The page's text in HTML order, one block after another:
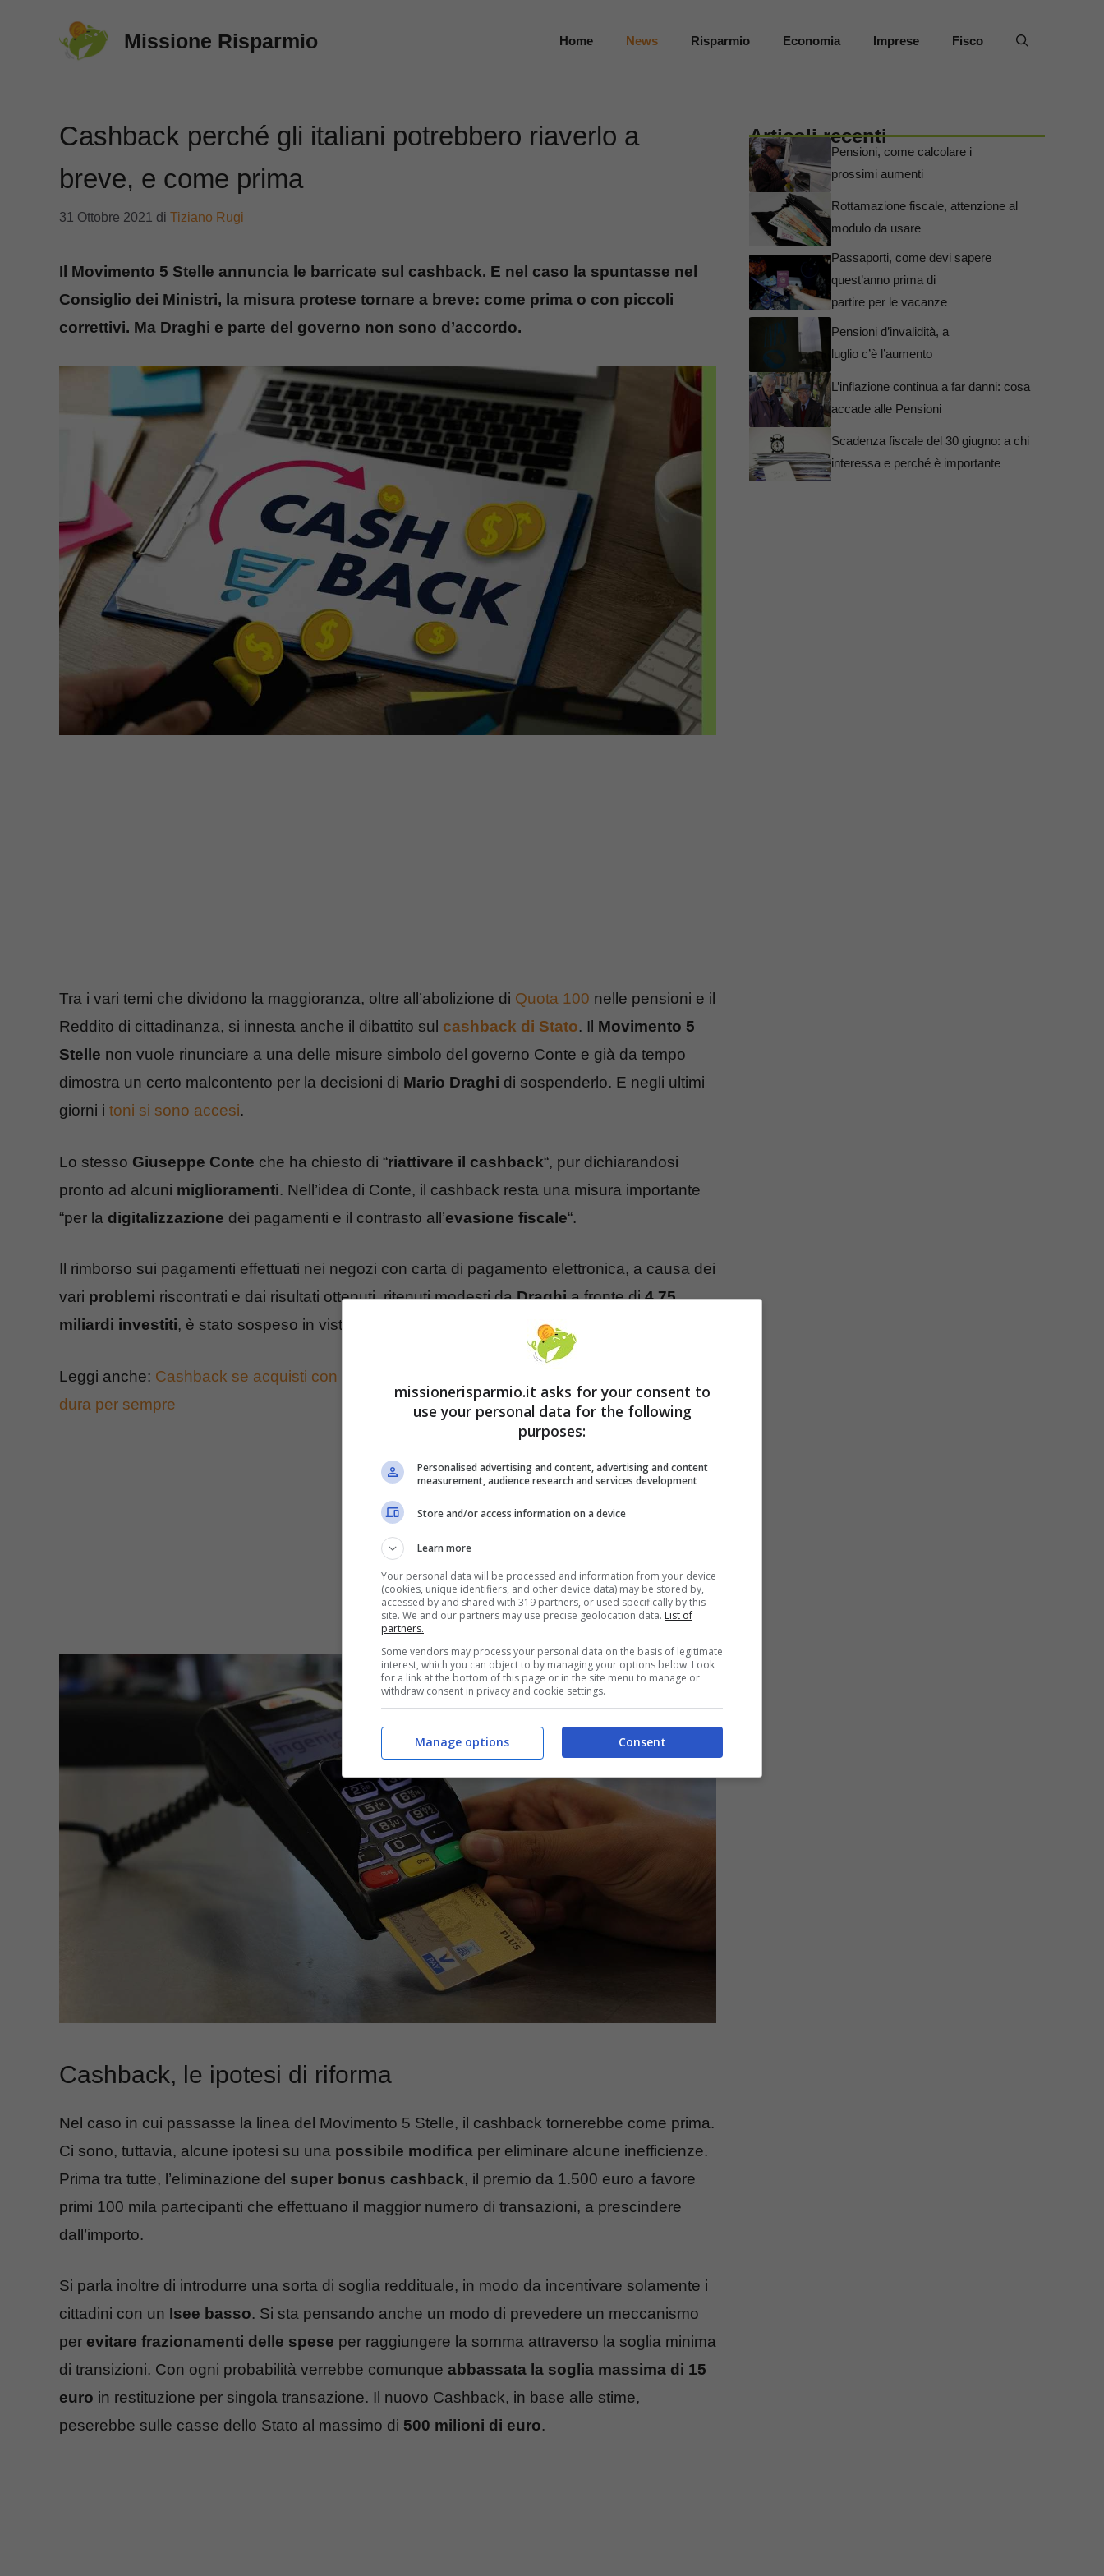
Missione Risparmio Home News Risparmio Economia Imprese Fisco
Cashback perché gli italiani potrebbero riaverlo a
breve, e come prima
31 Ottobre 2021 di Tiziano Rugi
Il Movimento 5 Stelle annuncia le barricate sul cashback. E nel caso la spuntasse nel
Consiglio dei Ministri, la misura protese tornare a breve: come prima o con piccoli
correttivi. Ma Draghi e parte del governo non sono d’accordo.
Tra i vari temi che dividono la maggioranza, oltre all’abolizione di Quota 100 nelle pensioni e il
Reddito di cittadinanza, si innesta anche il dibattito sul cashback di Stato. Il Movimento 5
Stelle non vuole rinunciare a una delle misure simbolo del governo Conte e già da tempo
dimostra un certo malcontento per la decisioni di Mario Draghi di sospenderlo. E negli ultimi
giorni i toni si sono accesi.
Lo stesso Giuseppe Conte che ha chiesto di “riattivare il cashback“, pur dichiarandosi
pronto ad alcuni miglioramenti. Nell’idea di Conte, il cashback resta una misura importante
“per la digitalizzazione dei pagamenti e il contrasto all’evasione fiscale“.
Il rimborso sui pagamenti effettuati nei negozi con carta di pagamento elettronica, a causa dei
vari problemi riscontrati e dai risultati ottenuti, ritenuti modesti daDraghia fronte di4,75
miliardi investiti, è stato sospeso in vista di una sua rivisitazione.
Leggi anche: Cashback se acquisti con Postepay: puoi riavere 10 euro ogni giorno. Ma non
dura per sempre
Cashback, le ipotesi di riforma
Nel caso in cui passasse la linea del Movimento 5 Stelle, il cashback tornerebbe come prima.
Ci sono, tuttavia, alcune ipotesi su una possibile modifica per eliminare alcune inefficienze.
Prima tra tutte, l’eliminazione del super bonus cashback, il premio da 1.500 euro a favore
primi 100 mila partecipanti che effettuano il maggior numero di transazioni, a prescindere
dall’importo.
Si parla inoltre di introdurre una sorta di soglia reddituale, in modo da incentivare solamente i
cittadini con un Isee basso. Si sta pensando anche un modo di prevedere un meccanismo
per evitare frazionamenti delle spese per raggiungere la somma attraverso la soglia minima
di transizioni. Con ogni probabilità verrebbe comunque abbassata la soglia massima di 15
euro in restituzione per singola transazione. Il nuovo Cashback, in base alle stime,
peserebbe sulle casse dello Stato al massimo di 500 milioni di euro.
Articoli recenti
Pensioni, come calcolare i
prossimi aumenti
Rottamazione fiscale, attenzione al
modulo da usare
Passaporti, come devi sapere
quest’anno prima di
partire per le vacanze
Pensioni d’invalidità, a
luglio c’è l’aumento
L’inflazione continua a far danni: cosa
accade alle Pensioni
Scadenza fiscale del 30 giugno: a chi
interessa e perché è importante
missionerisparmio.it asks for your consent to
use your personal data for the following
purposes:
Personalised advertising and content, advertising and content
measurement, audience research and services development
Store and/or access information on a device
Learn more
Your personal data will be processed and information from your device
(cookies, unique identifiers, and other device data) may be stored by,
accessed by and shared with 319 partners, or used specifically by this
site. We and our partners may use precise geolocation data. List of
partners.
Some vendors may process your personal data on the basis of legitimate
interest, which you can object to by managing your options below. Look
for a link at the bottom of this page or in the site menu to manage or
withdraw consent in privacy and cookie settings.
Consent
Manage options